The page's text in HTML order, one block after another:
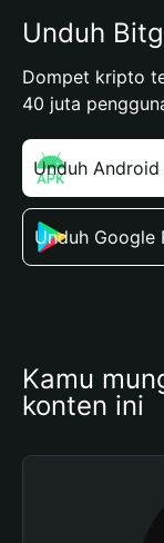
Unduh
Dompet kripto
40 juta
Unduh Android
Unduh Google
Kamu
konten ini